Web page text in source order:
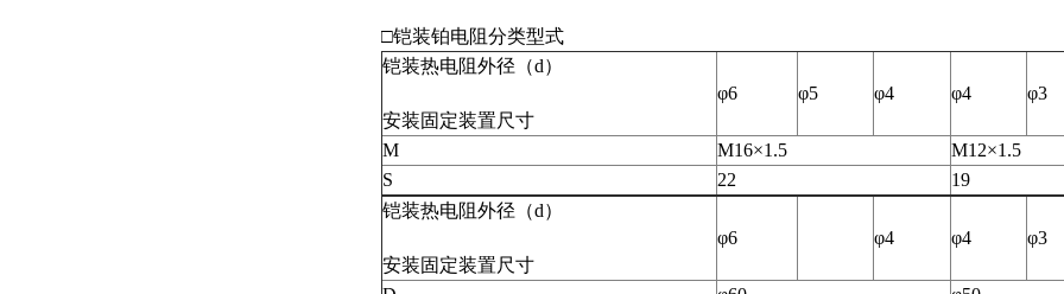
□铠装铂电阻分类型式
铠装热电阻外径（d）
安装固定装置尺寸
φ6 φ5 φ4 φ4 φ3
M M16×1.5
M12×1.5
S
22
19
铠装热电阻外径（d）
安装固定装置尺寸
φ6 φ4 φ4 φ3